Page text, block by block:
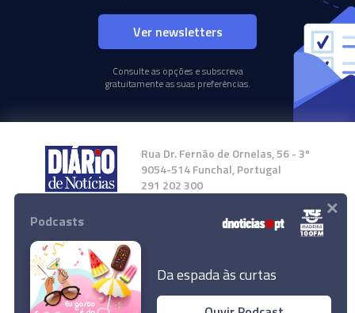
Ver newsletters
Consulte as opções e subscreva
gratuitamente as suas preferências.
Rua Dr. Fernão de Ornelas, 56 - 3º
9054-514 Funchal, Portugal
291 202 300
Instale a nossa App
Podcasts
Da espada às curtas
×